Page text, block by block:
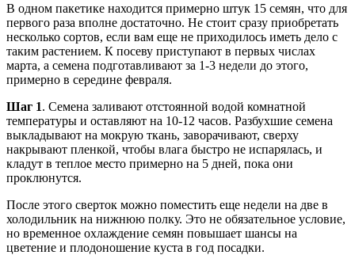
В одном пакетике находится примерно штук 15 семян, что для
первого раза вполне достаточно. Не стоит сразу приобретать
несколько сортов, если вам еще не приходилось иметь дело с
таким растением. К посеву приступают в первых числах
марта, а семена подготавливают за 1-3 недели до этого,
примерно в середине февраля.
Шаг 1. Семена заливают отстоянной водой комнатной
температуры и оставляют на 10-12 часов. Разбухшие семена
выкладывают на мокрую ткань, заворачивают, сверху
накрывают пленкой, чтобы влага быстро не испарялась, и
кладут в теплое место примерно на 5 дней, пока они
проклюнутся.
После этого сверток можно поместить еще недели на две в
холодильник на нижнюю полку. Это не обязательное условие,
но временное охлаждение семян повышает шансы на
цветение и плодоношение куста в год посадки.